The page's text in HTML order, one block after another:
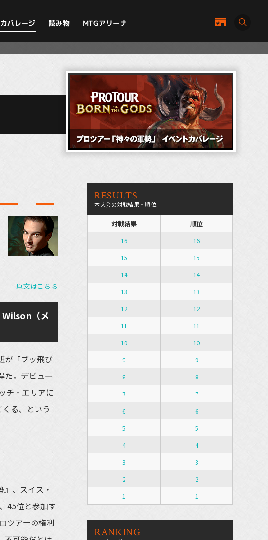
バレージ 読み物 MTGアリーナ
原文はこちら
（メ
が「ブッ飛び
た。デビュー
チ・エリアに
る、という
、スイス・
45位と参加す
ツアーの権利
RESULTS
本大会の対戦結果・順位
対戦結果
順位
16
16
15
15
14
14
13
13
12
12
11
11
10
10
9
9
8
8
7
7
6
6
5
5
4
4
3
3
2
2
1
1
RANKING